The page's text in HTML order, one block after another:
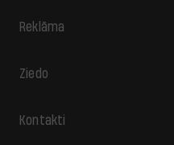
Reklāma
Ziedo
Kontakti